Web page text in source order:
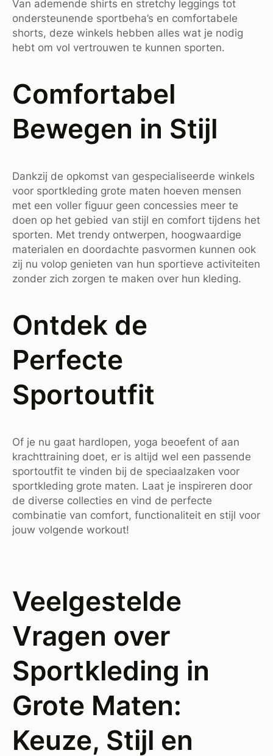
Van ademende shirts en stretchy leggings tot
ondersteunende sportbeha’s en comfortabele
shorts, deze winkels hebben alles wat je nodig
hebt om vol vertrouwen te kunnen sporten.
Comfortabel
Bewegen in Stijl
Dankzij de opkomst van gespecialiseerde winkels
voor sportkleding grote maten hoeven mensen
met een voller figuur geen concessies meer te
doen op het gebied van stijl en comfort tijdens het
sporten. Met trendy ontwerpen, hoogwaardige
materialen en doordachte pasvormen kunnen ook
zij nu volop genieten van hun sportieve activiteiten
zonder zich zorgen te maken over hun kleding.
Ontdek de
Perfecte
Sportoutfit
Of je nu gaat hardlopen, yoga beoefent of aan
krachttraining doet, er is altijd wel een passende
sportoutfit te vinden bij de speciaalzaken voor
sportkleding grote maten. Laat je inspireren door
de diverse collecties en vind de perfecte
combinatie van comfort, functionaliteit en stijl voor
jouw volgende workout!
Veelgestelde
Vragen over
Sportkleding in
Grote Maten:
Keuze, Stijl en